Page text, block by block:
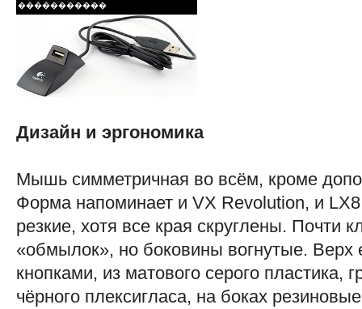
�����������
Дизайн и эргономика
Мышь симметричная во всём, кроме
Форма напоминает и VX Revolution, и
резкие, хотя все края скруглены. Почти
«обмылок», но боковины вогнутые. Верх
кнопками, из матового серого пластика,
чёрного плексигласа, на боках